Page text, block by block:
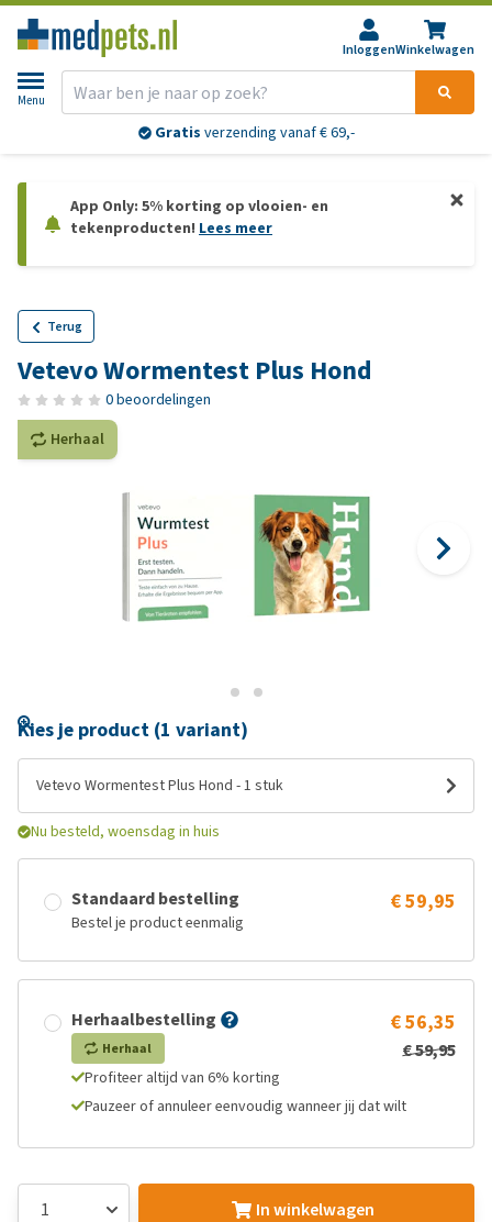
InloggenWinkelwagen
Menu
Gratis verzending vanaf € 69,-
App Only: 5% korting op vlooien- en
tekenproducten! Lees meer
Terug
Vetevo Wormentest Plus Hond
0 beoordelingen
Herhaal
Kies je product (1 variant)
Vetevo Wormentest Plus Hond - 1 stuk
Nu besteld, woensdag in huis
Standaard bestelling
Bestel je product eenmalig
€ 59,95
Herhaalbestelling
Herhaal
€ 56,35
€ 59,95
Profiteer altijd van 6% korting
Pauzeer of annuleer eenvoudig wanneer jij dat wilt
In winkelwagen